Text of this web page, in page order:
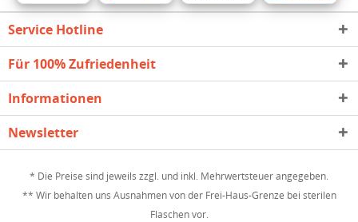
Service Hotline
Für 100% Zufriedenheit
Informationen
Newsletter
* Die Preise sind jeweils zzgl. und inkl. Mehrwertsteuer angegeben.
** Wir behalten uns Ausnahmen von der Frei-Haus-Grenze bei sterilen
Flaschen vor.